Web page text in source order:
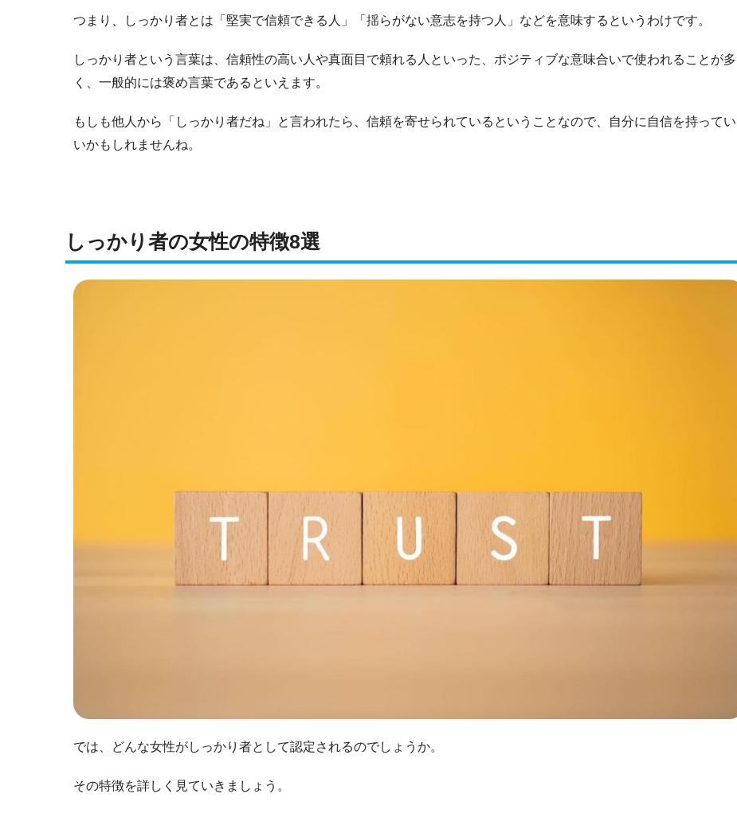
つまり、しっかり者とは「堅実で信頼できる人」「揺らがない意志を持つ人」などを意味するというわけです。
しっかり者という言葉は、信頼性の高い人や真面目で頼れる人といった、ポジティブな意味合いで使われることが多
く、一般的には褒め言葉であるといえます。
もしも他人から「しっかり者だね」と言われたら、信頼を寄せられているということなので、自分に自信を持ってい
いかもしれませんね。
しっかり者の女性の特徴8選
では、どんな女性がしっかり者として認定されるのでしょうか。
その特徴を詳しく見ていきましょう。